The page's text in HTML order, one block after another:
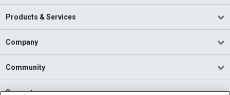
Products & Services
Company
Community
Support